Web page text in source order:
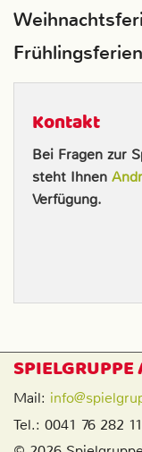
Frühlingsferien
Kontakt
Bei Fragen zur
steht Ihnen
Verfügung.
Mail:
Tel.: 0041 76 282